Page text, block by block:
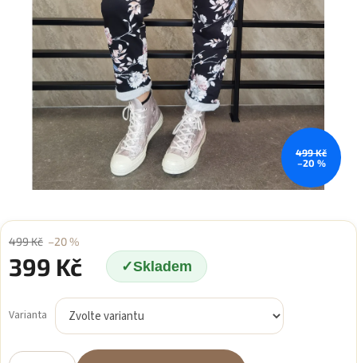
499 Kč
–20 %
499 Kč –20 %
399 Kč Skladem
cena:
Varianta